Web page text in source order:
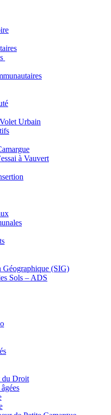
Urbain
à Vauvert
Géographique (SIG)
Sols – ADS
du Droit